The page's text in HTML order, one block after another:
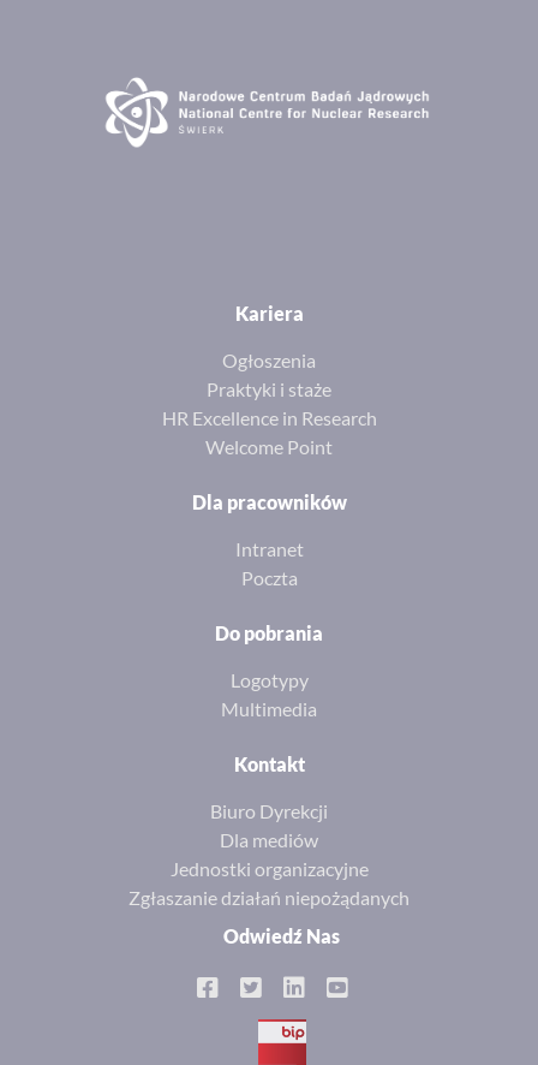
Kariera
Ogłoszenia
Praktyki i staże
HR Excellence in Research
Welcome Point
Dla pracowników
Intranet
Poczta
Do pobrania
Logotypy
Multimedia
Kontakt
Biuro Dyrekcji
Dla mediów
Jednostki organizacyjne
Zgłaszanie działań niepożądanych
Odwiedź Nas
BIP